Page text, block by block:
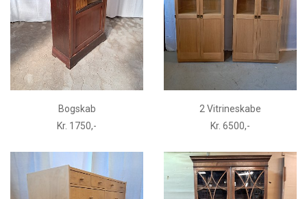
Bogskab
Kr. 1750,-
2 Vitrineskabe
Kr. 6500,-